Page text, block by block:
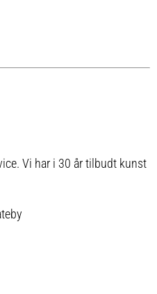
Vi har i 30 år tilbudt kunst